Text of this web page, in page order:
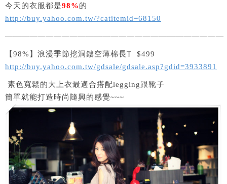
今天的衣服都是98%的
http://buy.yahoo.com.tw/?catitemid=68150
———————————————————————————
【98%】浪漫季節挖洞鏤空薄棉長T $499
http://buy.yahoo.com.tw/gdsale/gdsale.asp?gdid=3933891
素色寬鬆的大上衣最適合搭配legging跟靴子
簡單就能打造時尚隨興的感覺~~~